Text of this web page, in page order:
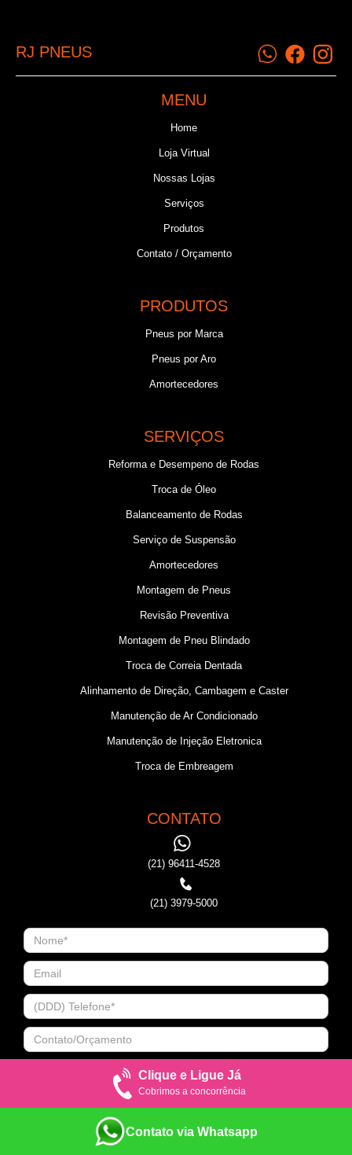
RJ PNEUS
MENU
Home
Loja Virtual
Nossas Lojas
Serviços
Produtos
Contato / Orçamento
PRODUTOS
Pneus por Marca
Pneus por Aro
Amortecedores
SERVIÇOS
Reforma e Desempeno de Rodas
Troca de Óleo
Balanceamento de Rodas
Serviço de Suspensão
Amortecedores
Montagem de Pneus
Revisão Preventiva
Montagem de Pneu Blindado
Troca de Correia Dentada
Alinhamento de Direção, Cambagem e Caster
Manutenção de Ar Condicionado
Manutenção de Injeção Eletronica
Troca de Embreagem
CONTATO
(21) 96411-4528
(21) 3979-5000
Clique e Ligue Já
Cobrimos a concorrência
Contato via Whatsapp